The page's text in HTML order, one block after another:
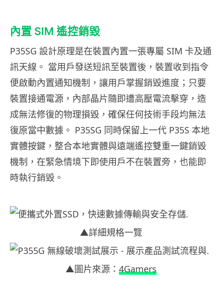
內置 SIM 遙控銷毀
P35SG 設計原理是在裝置內置一張專屬 SIM 卡及通
訊天線。 當用戶發送短訊至裝置後，裝置收到指令
便啟動內置通知機制，讓用戶掌握銷毀進度；只要
裝置接通電源，內部晶片隨即遭高壓電流擊穿，造
成無法修復的物理損毀，確保任何技術手段均無法
復原當中數據。 P35SG 同時保留上一代 P35S 本地
實體按鍵，整合本地實體與遠端遙控雙重一鍵銷毀
機制，在緊急情境下即使用戶不在裝置旁，也能即
時執行銷毀。
▲詳細規格一覽
▲圖片來源： 4Gamers